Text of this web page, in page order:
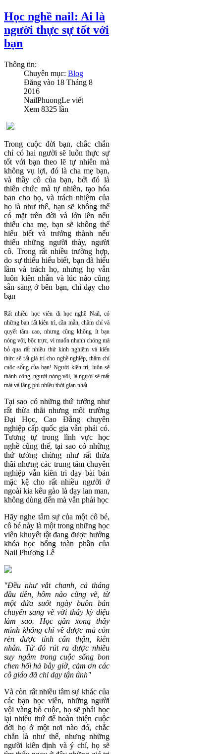
Học nghề nail: Ai là
người thực sự tốt với
bạn
Thông tin:
Chuyên mục: Blog
Đăng vào 18 Tháng 8
2016
NailPhuongLe viết
Xem 8325 lần
Trong cuộc đời bạn, chắc chắn
chỉ có hai người sẽ luôn thực sự
tốt với bạn theo lẽ tự nhiên mà
không vụ lợi, đó là cha mẹ bạn,
và thầy cô của bạn, bởi đó là
thiên chức mà tự nhiên, tạo hóa
ban cho họ, và trách nhiệm của
họ là như thế, bạn sẽ không thể
có mặt trên đời và lớn lên nếu
thiếu cha mẹ, bạn sẽ không thể
hiểu biết và trưởng thành nếu
thiếu những người thày, người
cô. Trong rất nhiều trường hợp,
do sự thiếu hiểu biết, bạn đã hiểu
lầm và trách họ, nhưng họ vẫn
luôn kiên nhẫn và lúc nào cũng
sẵn sàng ở bên bạn, chỉ dạy cho
bạn
Rất nhiều học viên đi học nghề Nail, có
những bạn rất kiên trì, cần mẫn, chăm chỉ và
quyết tâm cao, nhưng cũng không ít bạn
nóng vội, bộc trực, vì muốn nhanh chóng mà
bỏ qua rất nhiều thứ kinh nghiệm và kiến
thức sẽ rất giá trị cho nghề nghiệp, thậm chí
cuộc sống của bạn! Người kiên trì, luôn sẽ
thành công, người nóng vội, là người sẽ mất
mát và lãng phí nhiều thời gian nhất
Tại sao có những thứ tưởng như
rất thừa thãi nhưng môi trường
Đại Học, Cao Đẳng chuyên
nghiệp cấp quốc gia vẫn phải có.
Tương tự trong lĩnh vực học
nghề cũng thế, tại sao có những
thứ tưởng chừng như rất thừa
thãi nhưng các trung tâm chuyên
nghiệp vẫn kiên trì dạy bài bản
mặc kệ cho rất nhiều người ở
ngoài kia kêu gào là dạy lan man,
không dùng đến mà vẫn phải học
Hãy nghe tâm sự của một cô bé,
cô bé này là một trong những học
viên khuyết tật đang được hưởng
khóa học bổng toàn phần của
Nail Phương Lê
"Đều như vắt chanh, cả tháng
đầu tiên, hôm nào cũng vẽ, từ
một đứa suốt ngày buôn bán
chuyển sang vẽ vời thấy kỳ diệu
làm sao. Học gần xong thấy
mình không chỉ vẽ được mà còn
rèn được tính cẩn thận, kiên
nhẫn. Từ đó rút ra được nhiều
suy ngẫm trong cuộc sống bon
chen hối hả bây giờ, cảm ơn các
cô giáo đã chỉ dạy tận tình"
Và còn rất nhiều tâm sự khác của
các bạn học viên, những người
vội vàng bỏ cuộc, họ sẽ phải học
lại nhiều thứ để hoàn thiện cuộc
đời họ ở một nơi nào đó, chắc
chắn là như thế, nhưng những
người kiên định và ý chí, họ sẽ